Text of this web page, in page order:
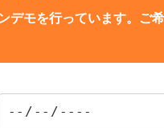
デモを行っています。ご